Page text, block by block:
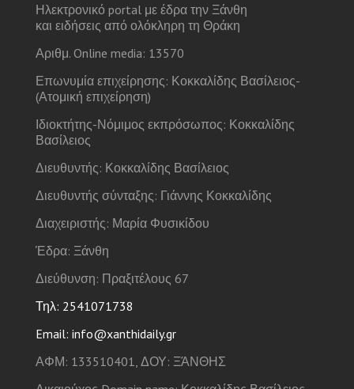
Ηλεκτρονικό portal με έδρα την Ξάνθη
και ειδήσεις από ολόκληρη τη Θράκη
Αριθμ. Online media: 13570
Επωνυμία επιχείρησης: Κοκκαλίδης Βασίλειος-
(Ατομική επιχείρηση)
Ιδιοκτήτης-Νόμιμος εκπρόσωπος: Κοκκαλίδης
Βασίλειος
Διευθυντής: Κοκκαλίδης Βασίλειος
Διευθυντής σύνταξης: Γιάννης Κοκκαλίδης
Διαχειριστής: Μαρία Φυσικίδου
Έδρα: Ξάνθη
Διεύθυνση: Πραξιτέλους 67
Τηλ: 2541071738
Email: info@xanthidaily.gr
ΑΦΜ: 133510401, ΔΟΥ: ΞΆΝΘΗΣ